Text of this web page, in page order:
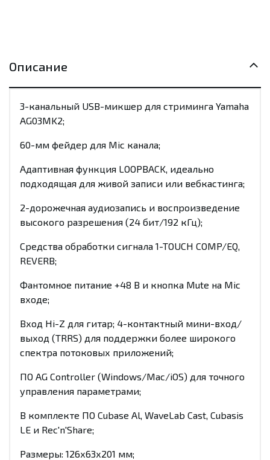
Описание
3-канальный USB-микшер для стриминга Yamaha
AG03MK2;
60-мм фейдер для Mic канала;
Адаптивная функция LOOPBACK, идеально
подходящая для живой записи или вебкастинга;
2-дорожечная аудиозапись и воспроизведение
высокого разрешения (24 бит/192 кГц);
Средства обработки сигнала 1-TOUCH COMP/EQ,
REVERB;
Фантомное питание +48 В и кнопка Mute на Mic
входе;
Вход Hi-Z для гитар; 4-контактный мини-вход/
выход (TRRS) для поддержки более широкого
спектра потоковых приложений;
ПО AG Controller (Windows/Mac/iOS) для точного
управления параметрами;
В комплекте ПО Cubase Al, WaveLab Cast, Cubasis
LE и Rec'n'Share;
Размеры: 126х63х201 мм;